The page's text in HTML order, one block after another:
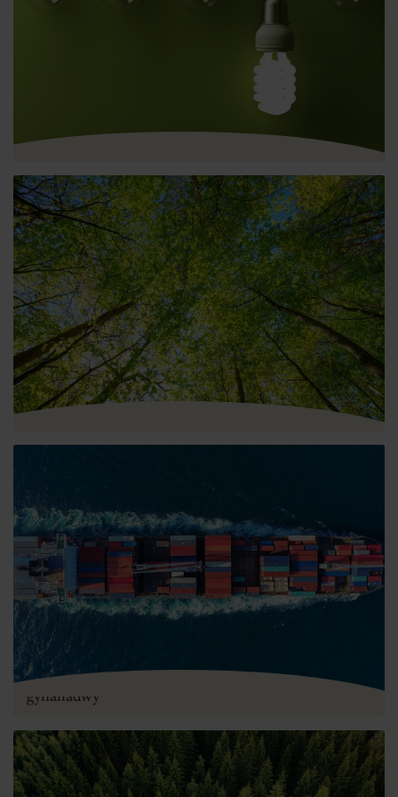
Beth yw archwiliad ynni?
Pwysigrwydd ACLl mewn busnes
4 ffordd o wneud eich cadwyn gyflenwi yn
gynaliadwy